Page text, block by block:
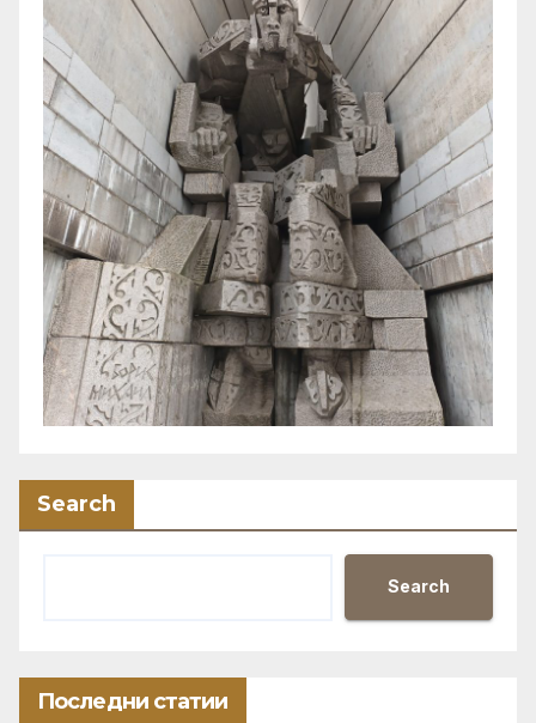
Search
Search
Последни статии